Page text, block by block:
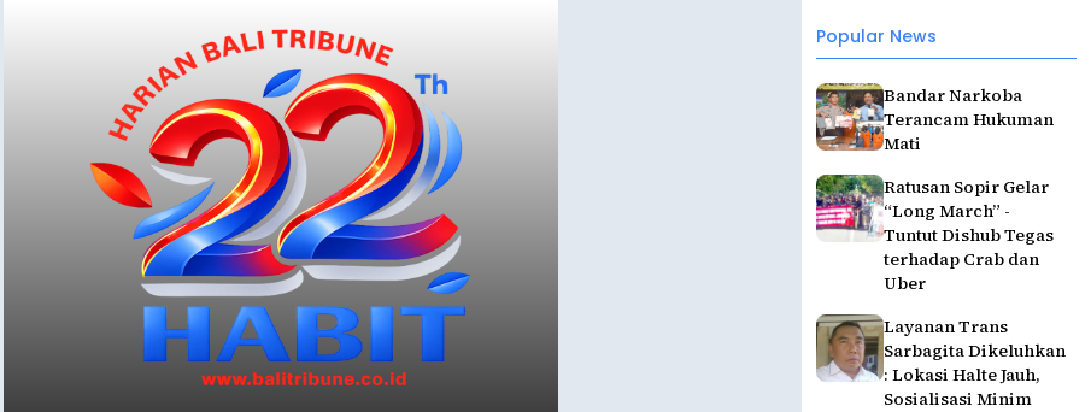
Popular News
Bandar Narkoba
Terancam Hukuman
Mati
Ratusan Sopir Gelar
“Long March” -
Tuntut Dishub Tegas
terhadap Crab dan
Uber
Layanan Trans
Sarbagita Dikeluhkan
: Lokasi Halte Jauh,
Sosialisasi Minim